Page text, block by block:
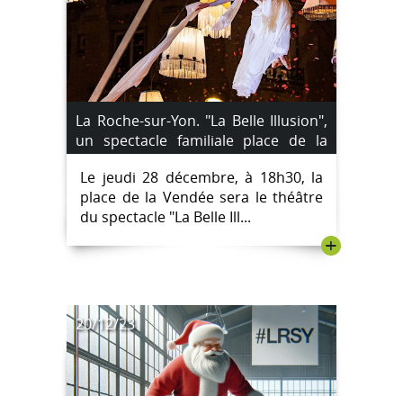
La Roche-sur-Yon. "La Belle Illusion",
un spectacle familiale place de la
Vendée jeudi
Le jeudi 28 décembre, à 18h30, la
place de la Vendée sera le théâtre
du spectacle "La Belle Ill...
+
20/12/23